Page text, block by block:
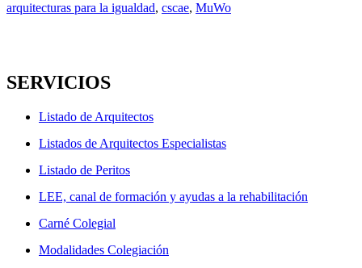
el
arquitecturas para la igualdad, cscae, MuWo
SERVICIOS
Listado de Arquitectos
Listados de Arquitectos Especialistas
Listado de Peritos
LEE, canal de formación y ayudas a la rehabilitación
Carné Colegial
Modalidades Colegiación